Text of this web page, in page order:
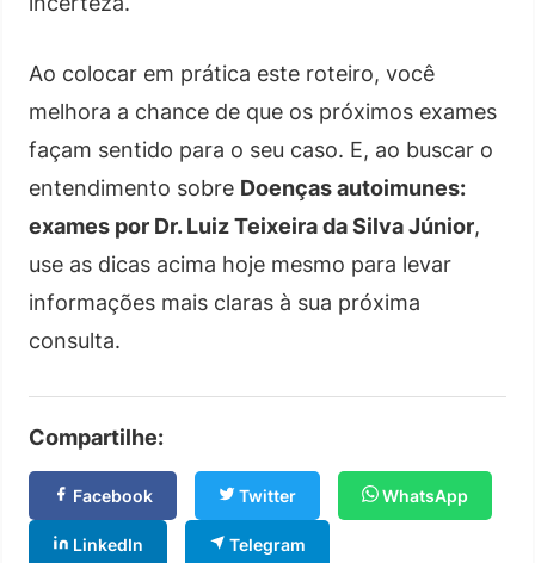
Ao colocar em prática este roteiro, você
melhora a chance de que os próximos exames
façam sentido para o seu caso. E, ao buscar o
entendimento sobre Doenças autoimunes:
exames por Dr. Luiz Teixeira da Silva Júnior,
use as dicas acima hoje mesmo para levar
informações mais claras à sua próxima
consulta.
Compartilhe:
Facebook Twitter WhatsApp
LinkedIn Telegram